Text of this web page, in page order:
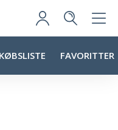
FAVORITTER